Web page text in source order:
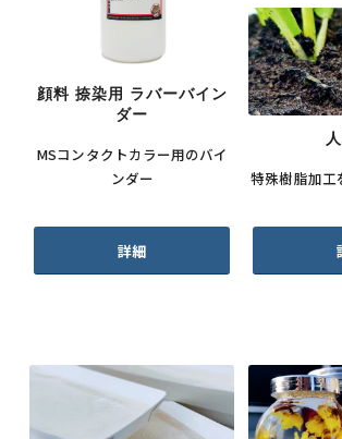
顔料 捺染用 ラバーバイン
ダー
MSコンタクトカラー用のバイ
ンダー
詳細
特殊樹脂加工